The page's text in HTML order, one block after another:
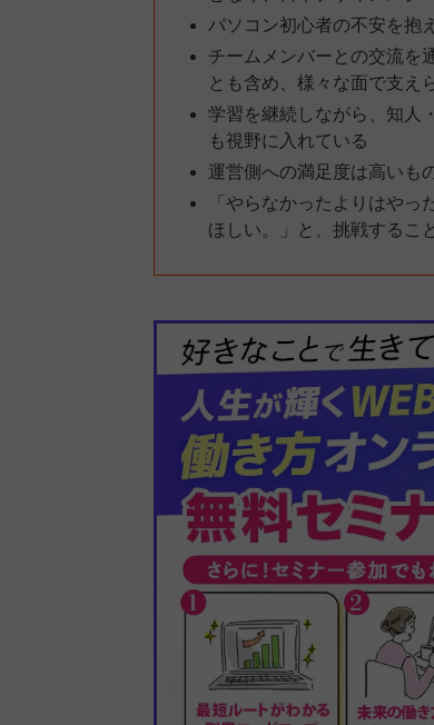
パソコン初心者の不安を抱
チームメンバーとの交流を
とも含め、様々な面で支え
学習を継続しながら、知人
も視野に入れている
運営側への満足度は高いも
「やらなかったよりはや
ほしい。」と、挑戦するこ